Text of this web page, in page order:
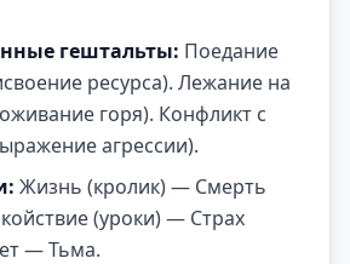
гештальты: Поедание
ресурса). Лежание на
горя). Конфликт с
агрессии).
Жизнь (кролик) — Смерть
(уроки) — Страх
— Тьма.